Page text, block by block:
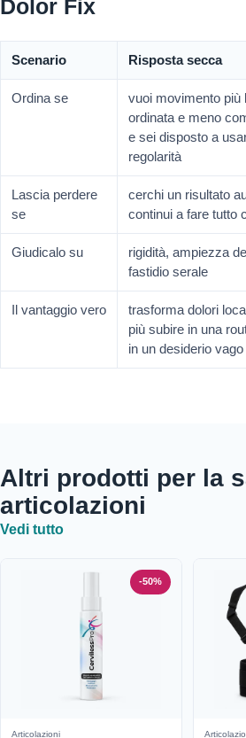
Dolor Fix
Scenario Risposta secca
Ordina se
vuoi movimento più
ordinata e meno
e sei disposto a
regolarità
Lascia perdere
se
cerchi un risultato
continui a fare tutto
Giudicalo su
rigidità, ampiezza
fastidio serale
Il vantaggio vero
trasforma dolori
più subire in una
in un desiderio vago
Altri prodotti per la
articolazioni
Vedi tutto
-50%
Articolazioni